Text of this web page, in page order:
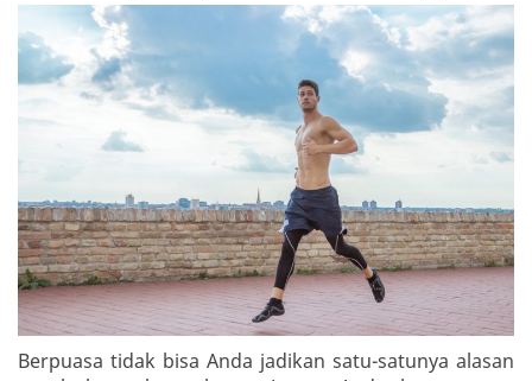
Berpuasa tidak bisa Anda jadikan satu-satunya alasan